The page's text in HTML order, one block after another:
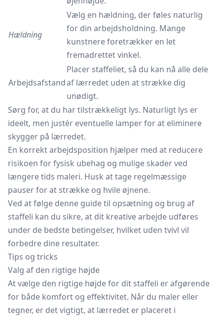
Hældning
Vælg en hældning, der føles naturlig
for din arbejdsholdning. Mange
kunstnere foretrækker en let
fremadrettet vinkel.
Arbejdsafstand
Placer staffeliet, så du kan nå alle dele
af lærredet uden at strække dig
unødigt.
Sørg for, at du har tilstrækkeligt lys. Naturligt lys er
ideelt, men justér eventuelle lamper for at eliminere
skygger på lærredet.
En korrekt arbejdsposition hjælper med at reducere
risikoen for fysisk ubehag og mulige skader ved
længere tids maleri. Husk at tage regelmæssige
pauser for at strække og hvile øjnene.
Ved at følge denne guide til opsætning og brug af
staffeli kan du sikre, at dit kreative arbejde udføres
under de bedste betingelser, hvilket uden tvivl vil
forbedre dine resultater.
Tips og tricks
Valg af den rigtige højde
At vælge den rigtige højde for dit staffeli er afgørende
for både komfort og effektivitet. Når du maler eller
tegner, er det vigtigt, at lærredet er placeret i